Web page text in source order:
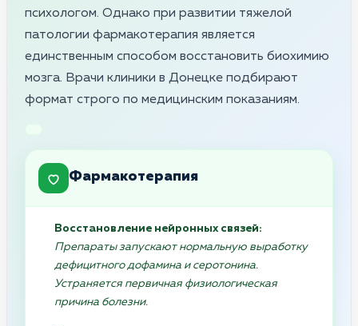
психологом. Однако при развитии тяжелой
патологии фармакотерапия является
единственным способом восстановить биохимию
мозга. Врачи клиники в Донецке подбирают
формат строго по медицинским показаниям.
Фармакотерапия
Восстановление нейронных связей:
Препараты запускают нормальную выработку
дефицитного дофамина и серотонина.
Устраняется первичная физиологическая
причина болезни.